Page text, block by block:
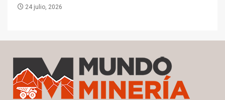
24 julio, 2026